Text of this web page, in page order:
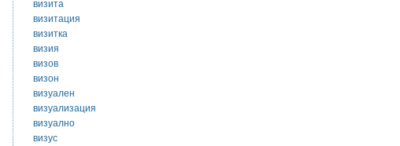
визита
визитация
визитка
визия
визов
визон
визуален
визуализация
визуално
визус